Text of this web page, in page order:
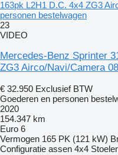
163pk L2H1 D.C. 4x4 ZG3
personen bestelwagen
23
VIDEO
Mercedes-Benz Sprinter
ZG3 Airco/Navi/Camera
€ 32.950 Exclusief BTW
Goederen en personen
2020
154.347 km
Euro 6
Vermogen 165 PK (121 kW)
Configuratie assen 4x4